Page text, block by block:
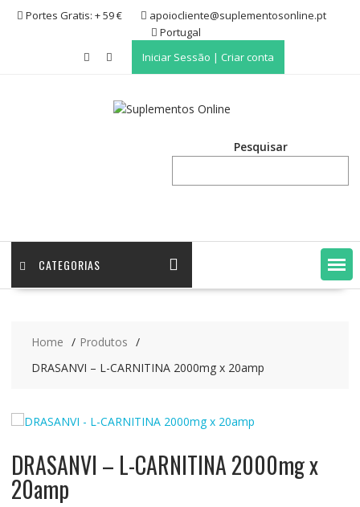
Skip Portes Gratis: + 59 €
apoiocliente@suplementosonline.pt
Portugal
Iniciar Sessão | Criar conta
Pesquisar
CATEGORIAS
Home
Produtos
DRASANVI – L-CARNITINA 2000mg x 20amp
DRASANVI – L-CARNITINA 2000mg x
20amp